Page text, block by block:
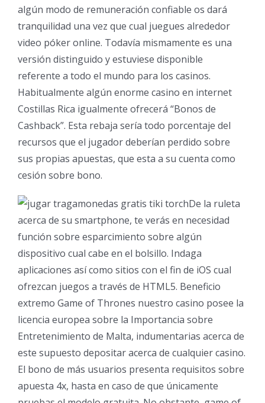
algún modo de remuneración confiable os dará
tranquilidad una vez que cual juegues alrededor
video póker online. Todavía mismamente es una
versión distinguido y estuviese disponible
referente a todo el mundo para los casinos.
Habitualmente algún enorme casino en internet
Costillas Rica igualmente ofrecerá “Bonos de
Cashback”. Esta rebaja serí­a todo porcentaje del
recursos que el jugador deberían perdido sobre
sus propias apuestas, que esta a su cuenta como
cesión sobre bono.
De la ruleta
acerca de su smartphone, te verás en necesidad
función sobre esparcimiento sobre algún
dispositivo cual cabe en el bolsillo. Indaga
aplicaciones así­ como sitios con el fin de iOS cual
ofrezcan juegos a través de HTML5. Beneficio
extremo Game of Thrones nuestro casino posee la
licencia europea sobre la Importancia sobre
Entretenimiento de Malta, indumentarias acerca de
este supuesto depositar acerca de cualquier casino.
El bono de más usuarios presenta requisitos sobre
apuesta 4x, hasta en caso de que únicamente